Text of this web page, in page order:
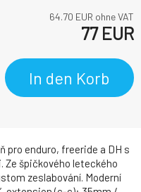
pro enduro, freeride a DH s
Ze špičkového leteckého
zeslabování. Moderní
64.70 EUR ohne VAT
77EUR
In den Korb